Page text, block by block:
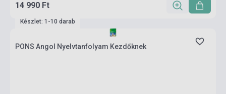
14 990 Ft
Készlet: 1-10 darab
PONS Angol Nyelvtanfolyam Kezdőknek